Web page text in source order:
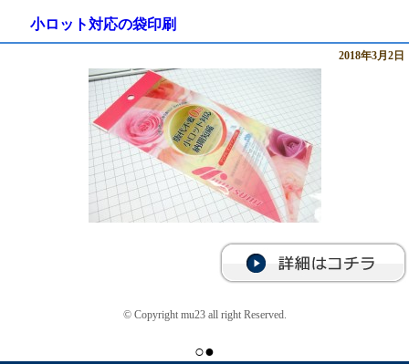
小ロット対応の袋印刷
2018年3月2日
© Copyright mu23 all right Reserved.
○●